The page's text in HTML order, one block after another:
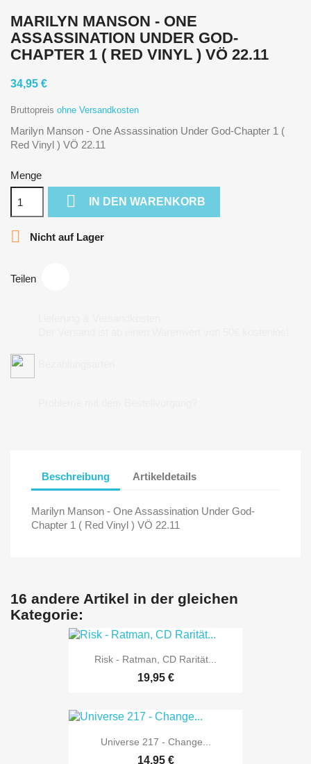
MARILYN MANSON - ONE
ASSASSINATION UNDER GOD-
CHAPTER 1 ( RED VINYL ) VÖ 22.11
34,95 €
Bruttopreis ohne Versandkosten
Marilyn Manson - One Assassination Under God-Chapter 1 (
Red Vinyl ) VÖ 22.11
Menge
 IN DEN WARENKORB
 Nicht auf Lager
Teilen
Beschreibung Artikeldetails
Marilyn Manson - One Assassination Under God-
Chapter 1 ( Red Vinyl ) VÖ 22.11
16 andere Artikel in der gleichen
Kategorie:
Risk - Ratman, CD Rarität...
19,95 €
Universe 217 - Change...
14,95 €